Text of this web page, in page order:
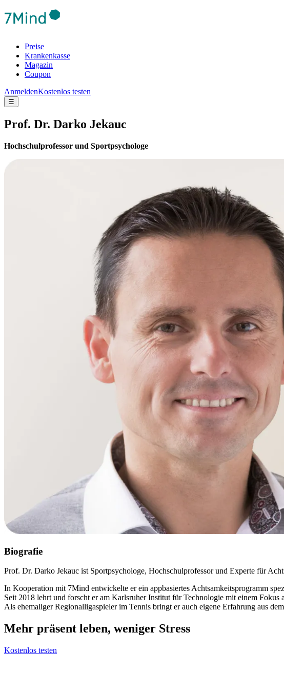
Preise
Krankenkasse
Magazin
Coupon
AnmeldenKostenlos testen
☰
Prof. Dr. Darko Jekauc
Hochschulprofessor und Sportpsychologe
Biografie
Prof. Dr. Darko Jekauc ist Sportpsychologe, Hochschulprofessor und Experte für
In Kooperation mit 7Mind entwickelte er ein appbasiertes Achtsamkeitsprogramm
Seit 2018 lehrt und forscht er am Karlsruher Institut für Technologie mit einem
Als ehemaliger Regionalligaspieler im Tennis bringt er auch eigene Erfahrung aus
Mehr präsent leben, weniger Stress
Kostenlos testen